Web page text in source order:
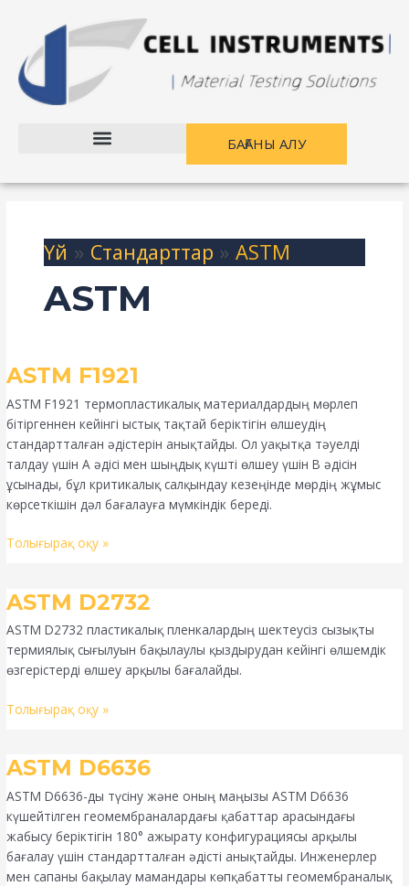
БАҒАНЫ АЛУ
Үй Стандарттар ASTM
ASTM
ASTM F1921
ASTM F1921 термопластикалық материалдардың мөрлеп
бітіргеннен кейінгі ыстық тақтай беріктігін өлшеудің
стандартталған әдістерін анықтайды. Ол уақытқа тәуелді
талдау үшін A әдісі мен шыңдық күшті өлшеу үшін B әдісін
ұсынады, бұл критикалық салқындау кезеңінде мөрдің жұмыс
көрсеткішін дәл бағалауға мүмкіндік береді.
ASTM
Толығырақ оқу »
ASTM D2732
ASTM D2732 пластикалық пленкалардың шектеусіз сызықты
термиялық сығылуын бақылаулы қыздырудан кейінгі өлшемдік
өзгерістерді өлшеу арқылы бағалайды.
ASTM
Толығырақ оқу »
ASTM D6636
ASTM D6636-ды түсіну және оның маңызы ASTM D6636
күшейтілген геомембраналардағы қабаттар арасындағы
жабысу беріктігін 180° ажырату конфигурациясы арқылы
бағалау үшін стандартталған әдісті анықтайды. Инженерлер
мен сапаны бақылау мамандары көпқабатты геомембраналық
ASTM